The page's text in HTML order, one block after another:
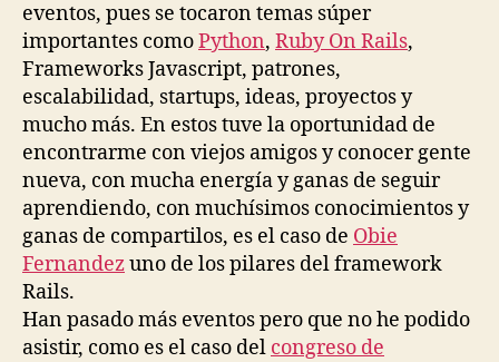
eventos, pues se tocaron temas súper
importantes comoPython, Ruby On Rails,
Frameworks Javascript, patrones,
escalabilidad, startups, ideas, proyectos y
mucho más. En estos tuve la oportunidad de
encontrarme con viejos amigos y conocer gente
nueva, con mucha energía y ganas de seguir
aprendiendo, con muchísimos conocimientos y
ganas de compartilos, es el caso de Obie
Fernandezuno de los pilares del framework
Rails.
Han pasado más eventos pero que no he podido
asistir, como es el caso del congreso de